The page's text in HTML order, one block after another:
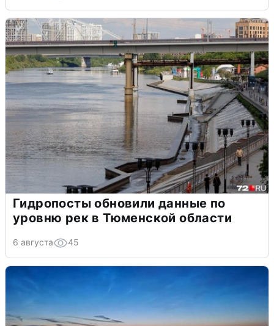
Гидропосты обновили данные по
уровню рек в Тюменской области
6 августа 45